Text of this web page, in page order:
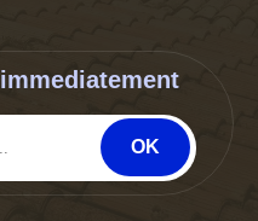
immediatement